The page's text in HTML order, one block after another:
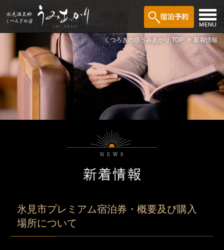
くつろぎの宿うみあかり TOP 新着情報
氷見市プレミアム宿泊券・概要及び購入
場所について